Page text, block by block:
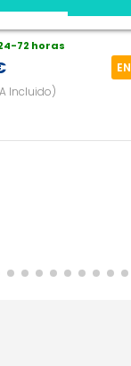
72 horas
Incluido)